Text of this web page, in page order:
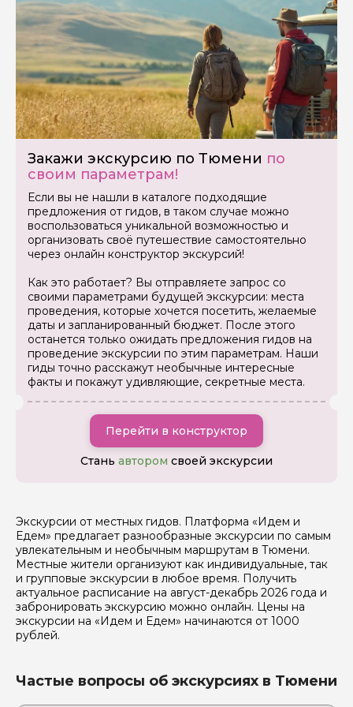
Закажи экскурсию по Тюмени по
своим параметрам!
Если вы не нашли в каталоге подходящие
предложения от гидов, в таком случае можно
воспользоваться уникальной возможностью и
организовать своё путешествие самостоятельно
через онлайн конструктор экскурсий!
Как это работает? Вы отправляете запрос со
своими параметрами будущей экскурсии: места
проведения, которые хочется посетить, желаемые
даты и запланированный бюджет. После этого
останется только ожидать предложения гидов на
проведение экскурсии по этим параметрам. Наши
гиды точно расскажут необычные интересные
факты и покажут удивляющие, секретные места.
Перейти в конструктор
Стань автором своей экскурсии
Экскурсии от местных гидов. Платформа «Идем и
Едем» предлагает разнообразные экскурсии по самым
увлекательным и необычным маршрутам в Тюмени.
Местные жители организуют как индивидуальные, так
и групповые экскурсии в любое время. Получить
актуальное расписание на август-декабрь 2026 года и
забронировать экскурсию можно онлайн. Цены на
экскурсии на «Идем и Едем» начинаются от 1000
рублей.
Частые вопросы об экскурсиях в Тюмени
Как вас зовут
Ваша электронная почта
Ваш номер телефона
Вопросы и комментарии
Если у вас есть интересующие вопросы, можете их
задать
Отправить